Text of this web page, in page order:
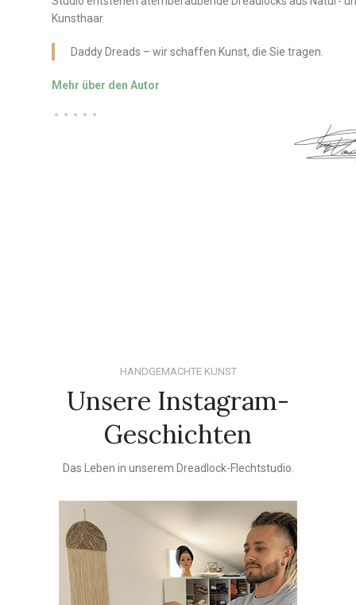
Kunsthaar.
Daddy Dreads – wir schaffen Kunst, die Sie tragen.
Mehr über den Autor
HANDGEMACHTE KUNST
Unsere Instagram-
Geschichten
Das Leben in unserem Dreadlock-Flechtstudio.